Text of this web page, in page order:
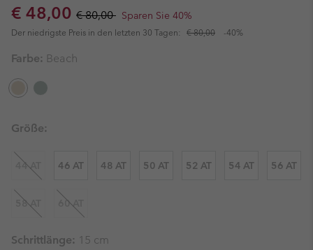
Sale price:
€ 48,00 Regular price:
€ 80,00 Sparen Sie 40%
Der niedrigste Preis in den letzten 30 Tagen: € 80,00 -40%
Farbe: Beach
Größe:
44 AT 46 AT 48 AT 50 AT 52 AT 54 AT 56 AT
58 AT 60 AT
Schrittlänge: 15 cm